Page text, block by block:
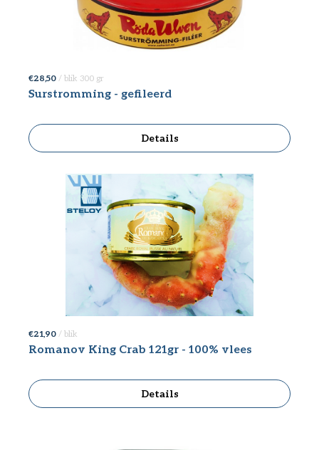
€ 28,50 / blik 300 gr
Surstromming - gefileerd
Details
€ 21,90 / blik
Romanov King Crab 121gr - 100% vlees
Details